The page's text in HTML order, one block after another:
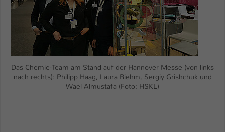
Das Chemie-Team am Stand auf der Hannover Messe (von links
nach rechts): Philipp Haag, Laura Riehm, Sergiy Grishchuk und
Wael Almustafa (Foto: HSKL)